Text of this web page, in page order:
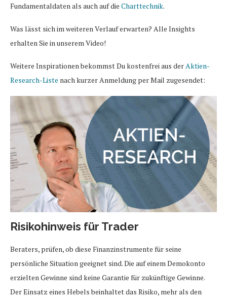
Fundamentaldaten als auch auf die Charttechnik.
Was lässt sich im weiteren Verlauf erwarten? Alle Insights
erhalten Sie in unserem Video!
Weitere Inspirationen bekommst Du kostenfrei aus der Aktien-
Research-Liste nach kurzer Anmeldung per Mail zugesendet:
Risikohinweis für Trader
Beraters, prüfen, ob diese Finanzinstrumente für seine
persönliche Situation geeignet sind. Die auf einem Demokonto
erzielten Gewinne sind keine Garantie für zukünftige Gewinne.
Der Einsatz eines Hebels beinhaltet das Risiko, mehr als den